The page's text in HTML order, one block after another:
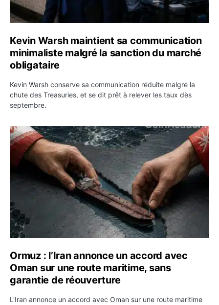
Kevin Warsh maintient sa communication
minimaliste malgré la sanction du marché
obligataire
Kevin Warsh conserve sa communication réduite malgré la
chute des Treasuries, et se dit prêt à relever les taux dès
septembre.
Ormuz : l’Iran annonce un accord avec Oman sur une
Ormuz : l’Iran annonce un accord avec
Oman sur une route maritime, sans
garantie de réouverture
L'Iran annonce un accord avec Oman sur une route maritime